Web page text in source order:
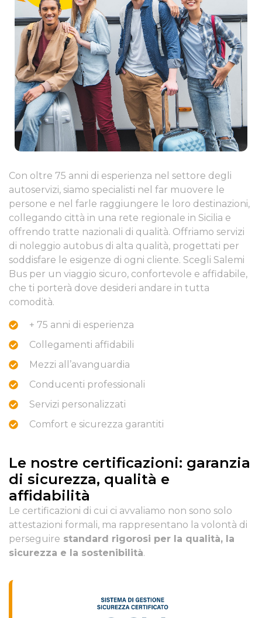
Con oltre 75 anni di esperienza nel settore degli
autoservizi, siamo specialisti nel far muovere le
persone e nel farle raggiungere le loro destinazioni,
collegando città in una rete regionale in Sicilia e
offrendo tratte nazionali di qualità. Offriamo servizi
di noleggio autobus di alta qualità, progettati per
soddisfare le esigenze di ogni cliente. Scegli Salemi
Bus per un viaggio sicuro, confortevole e affidabile,
che ti porterà dove desideri andare in tutta
comodità.
+ 75 anni di esperienza
Collegamenti affidabili
Mezzi all’avanguardia
Conducenti professionali
Servizi personalizzati
Comfort e sicurezza garantiti
Le nostre certificazioni: garanzia
di sicurezza, qualità e
affidabilità
Le certificazioni di cui ci avvaliamo non sono solo
attestazioni formali, ma rappresentano la volontà di
perseguire standard rigorosi per la qualità, la
sicurezza e la sostenibilità.